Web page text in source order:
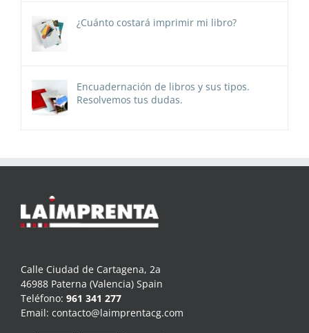
¿Cuánto costará imprimir mi libro?
Encuadernación de libros y sus tipos.
Resolvemos tus dudas.
Calle Ciudad de Cartagena, 2a
46988 Paterna (Valencia) Spain
Teléfono: 961 341 277
Email: contacto@laimprentacg.com